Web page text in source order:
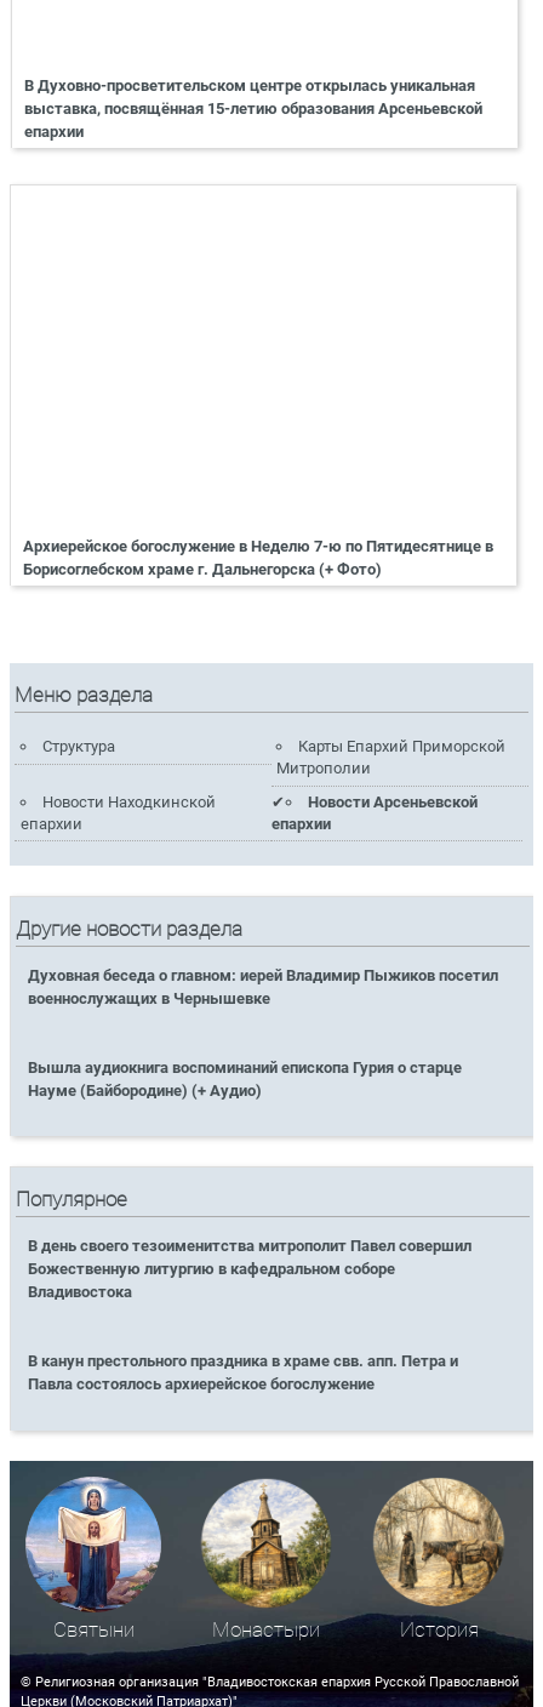
В Духовно-просветительском центре открылась уникальная
выставка, посвящённая 15-летию образования Арсеньевской
епархии
Архиерейское богослужение в Неделю 7-ю по Пятидесятнице в
Борисоглебском храме г. Дальнегорска (+ Фото)
Меню раздела
Структура
Карты Епархий Приморской
Митрополии
Новости Находкинской
епархии
Новости Арсеньевской
епархии
Другие новости раздела
Духовная беседа о главном: иерей Владимир Пыжиков посетил
военнослужащих в Чернышевке
Вышла аудиокнига воспоминаний епископа Гурия о старце
Науме (Байбородине) (+ Аудио)
Популярное
В день своего тезоименитства митрополит Павел совершил
Божественную литургию в кафедральном соборе
Владивостока
В канун престольного праздника в храме свв. апп. Петра и
Павла состоялось архиерейское богослужение
Святыни Монастыри История
© Религиозная организация "Владивостокская епархия Русской Православной
Церкви (Московский Патриархат)"